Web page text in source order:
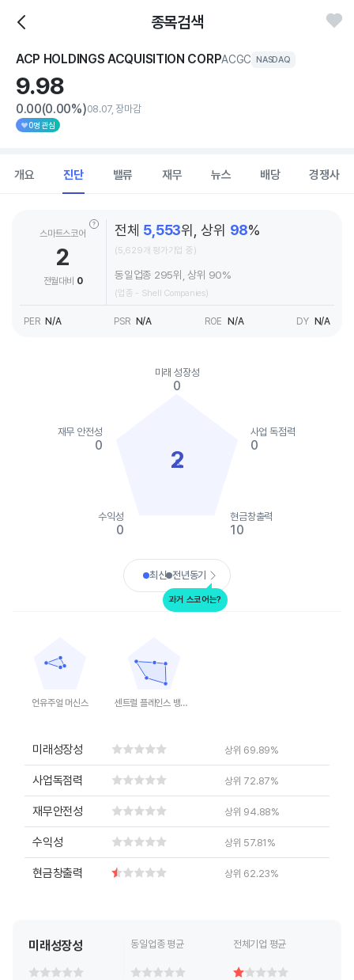
종목검색
ACP HOLDINGS ACQUISITION CORPACGC NASDAQ
9.98
0.00(0.00%)08.07, 장마감
0명 관심
개요 진단 밸류 재무 뉴스 배당 경쟁사
스마트스코어
2
전월대비 0
전체 5,553위, 상위 98%
(5,629개 평가기업 중)
동일업종 295위, 상위 90%
(업종 - Shell Companies)
PER N/A PSR N/A ROE N/A DY N/A
2
미래 성장성
0
사업 독점력
0
현금창출력
10
수익성
0
재무 안전성
0
End of interactive chart.
최신 전년동기
과거 스코어는?
The chart has 1 X axis displaying categories.
The chart has 1 Y axis displaying values. Data ranges from 0
언유주얼 머신스
센트럴 플레인스 뱅크셰어스
The chart has 1 Y axis displaying values.
센트럴 플레인스 뱅크셰어스
미래성장성 상위 69.89%
사업독점력 상위 72.87%
재무안전성 상위 94.88%
수익성 상위 57.81%
현금창출력 상위 62.23%
미래성장성 동일업종 평균 전체기업 평균